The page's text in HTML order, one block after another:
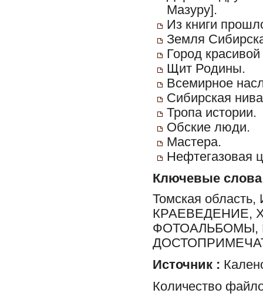
Мазуру].
Из книги
Земля
Город
Щит Родины.
Всемирное
Сибирская
Тропа истории.
Обские люди.
Мастера.
Нефтегазовая
Ключевые слова
Томская
КРАЕВЕДЕНИЕ,
ФОТОАЛЬБОМЫ,
Источник :
Количество